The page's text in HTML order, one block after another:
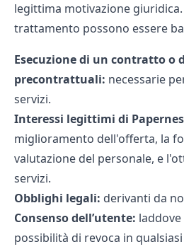
legittima motivazione
trattamento possono essere
Esecuzione di un contratto o
precontrattuali: necessarie
servizi.
Interessi legittimi di
miglioramento dell'offerta, la
valutazione del personale, e
servizi.
Obblighi legali: derivanti da
Consenso dell’utente:
possibilità di revoca in